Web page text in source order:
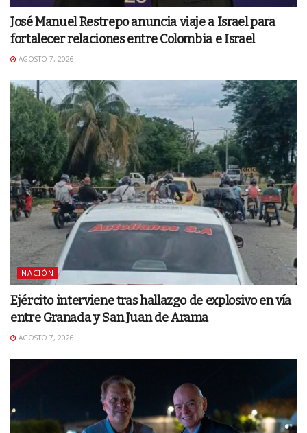
José Manuel Restrepo anuncia viaje a Israel para
fortalecer relaciones entre Colombia e Israel
AGOSTO 7, 2026
NACIÓN
Ejército interviene tras hallazgo de explosivo en vía
entre Granada y San Juan de Arama
AGOSTO 7, 2026